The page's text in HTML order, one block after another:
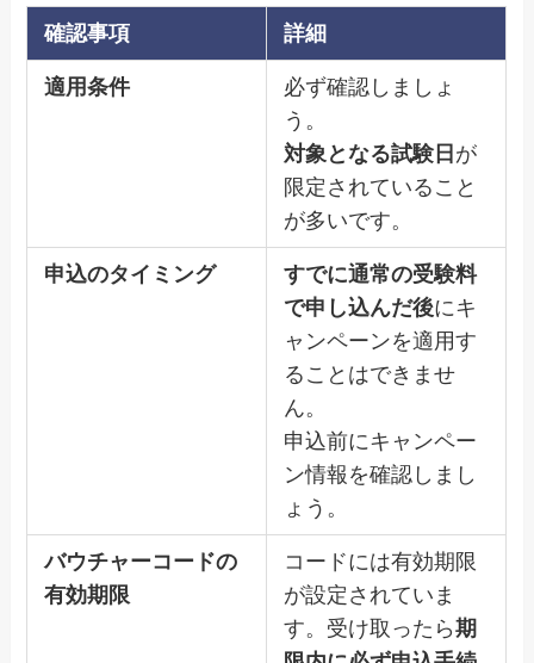
確認事項 詳細
適用条件
必ず確認しましょ
う。
対象となる試験日 が
限定されていること
が多いです。
申込のタイミング
すでに通常の受験料
で申し込んだ後にキ
ャンペーンを適用す
ることはできませ
ん。
申込前にキャンペー
ン情報を確認しまし
ょう。
バウチャーコードの
有効期限
コードには有効期限
が設定されていま
す。受け取ったら期